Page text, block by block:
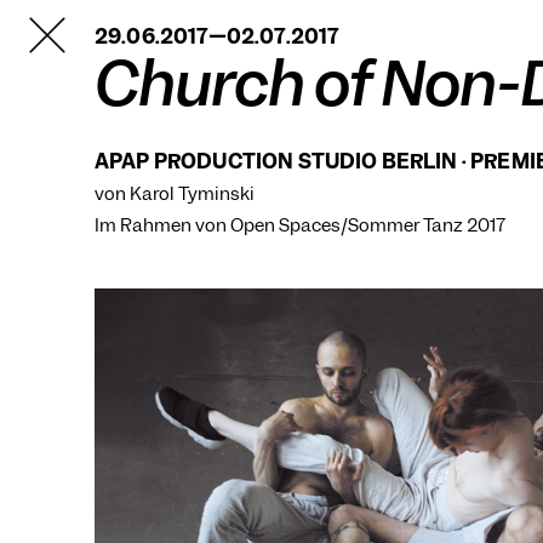
TANZFABRIK
BERLIN29.06.2017—02.07.2017
Church of Non-
APAP PRODUCTION STUDIO BERLIN ·
von Karol Tyminski
Im Rahmen von Open Spaces/Sommer Tanz 2017